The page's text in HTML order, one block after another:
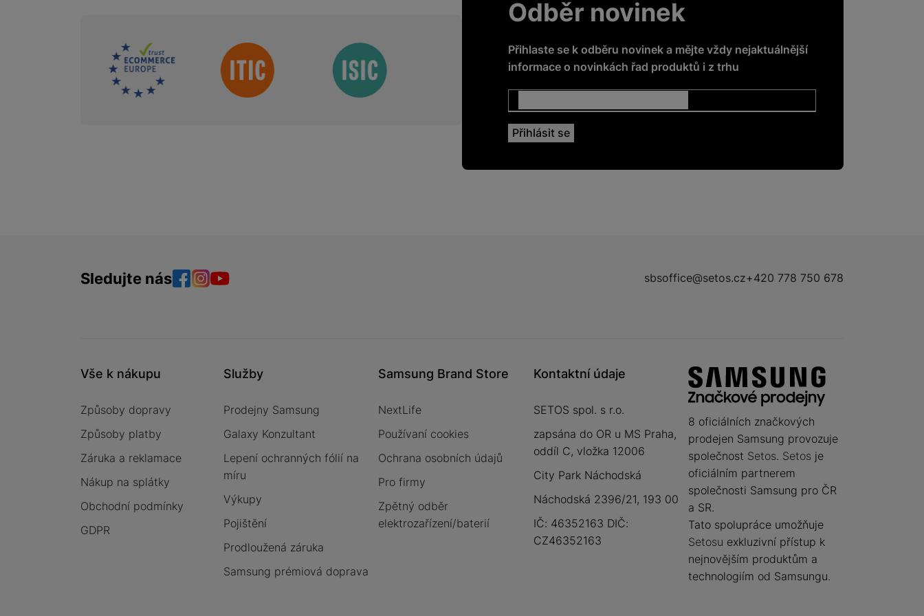
Sdružení
Odběr novinek
Přihlaste se k odběru novinek a mějte vždy nejaktuálnější
informace o novinkách řad produktů i z trhu
Sledujte nás sbsoffice@setos.cz+420 778 750 678
Vše k nákupu
Způsoby dopravy
Způsoby platby
Záruka a reklamace
Nákup na splátky
Obchodní podmínky
GDPR
Služby
Prodejny Samsung
Galaxy Konzultant
Lepení ochranných fólií na
míru
Výkupy
Pojištění
Prodloužená záruka
Samsung prémiová doprava
Samsung Brand Store
NextLife
Používaní cookies
Ochrana osobních údajů
Pro firmy
Zpětný odběr
elektrozařízení/baterií
Kontaktní údaje
SETOS spol. s r.o.
zapsána do OR u MS Praha,
oddíl C, vložka 12006
City Park Náchodská
Náchodská 2396/21, 193 00
IČ: 46352163 DIČ:
CZ46352163
8 oficiálních značkových
prodejen Samsung provozuje
společnost Setos. Setos je
oficiálním partnerem
společnosti Samsung pro ČR
a SR.
Tato spolupráce umožňuje
Setosu exkluzivní přístup k
nejnovějším produktům a
technologiím od Samsungu.